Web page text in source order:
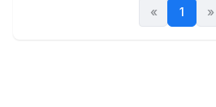
« 1 »